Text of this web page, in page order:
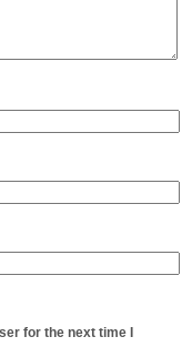
for the next time I